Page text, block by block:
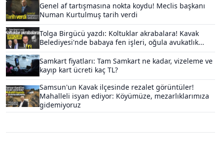
Genel af tartışmasına nokta koydu! Meclis başkanı
Numan Kurtulmuş tarih verdi
Tolga Birgücü yazdı: Koltuklar akrabalara! Kavak
Belediyesi'nde babaya fen işleri, oğula avukatlık...
Samkart fiyatları: Tam Samkart ne kadar, vizeleme ve
kayıp kart ücreti kaç TL?
Samsun'un Kavak ilçesinde rezalet görüntüler!
Mahalleli isyan ediyor: Köyümüze, mezarlıklarımıza
gidemiyoruz